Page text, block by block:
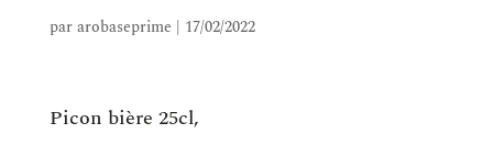
pararobaseprime | 17/02/2022
Picon bière 25cl,